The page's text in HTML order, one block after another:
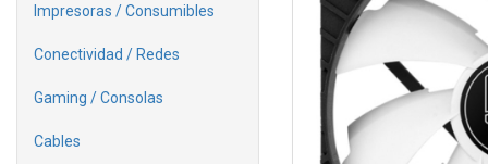
Impresoras / Consumibles
Conectividad / Redes
Gaming / Consolas
Cables